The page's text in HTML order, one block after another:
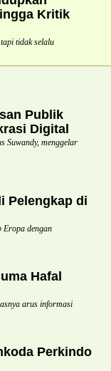
Kritik
tidak selalu
Publik
Digital
Suwandy, menggelar
Pelengkap di
Eropa dengan
Hafal
arus informasi
Perkindo